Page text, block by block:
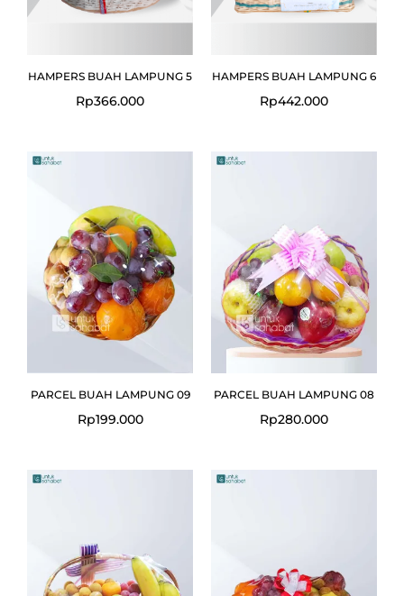
HAMPERS BUAH LAMPUNG 5
Rp366.000
HAMPERS BUAH LAMPUNG 6
Rp442.000
PARCEL BUAH LAMPUNG 09
Rp199.000
PARCEL BUAH LAMPUNG 08
Rp280.000